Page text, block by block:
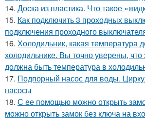
14. Доска из пластика. Что такое
15. Как подключить 3 проходных
подключения проходного
16. Холодильник, какая температура
холодильнике. Вы точно уверены, что
должна быть температура в
17. Подпорный насос для воды.
насосы
18. С ее помощью можно открыть
можно открыть замок без ключа на